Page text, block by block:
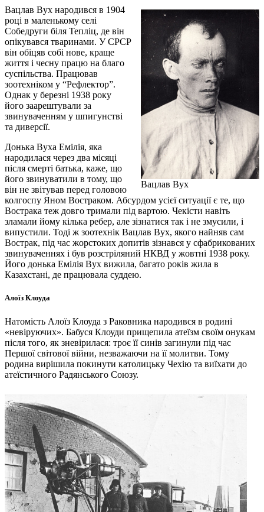
Вацлав Вух
Вацлав Вух народився в 1904
році в маленькому селі
Собедруги біля Тепліц, де він
опікувався тваринами. У СРСР
він обіцяв собі нове, краще
життя і чесну працю на благо
суспільства. Працював
зоотехніком у “Рефлектор”.
Однак у березні 1938 року
його заарештували за
звинуваченням у шпигунстві
та диверсії.
Донька Вуха Емілія, яка
народилася через два місяці
після смерті батька, каже, що
його звинуватили в тому, що
він не звітував перед головою
колгоспу Яном Востраком. Абсурдом усієї ситуації є те, що
Вострака теж довго тримали під вартою. Чекісти навіть
зламали йому кілька ребер, але зізнатися так і не змусили, і
випустили. Тоді ж зоотехнік Вацлав Вух, якого найняв сам
Вострак, під час жорстоких допитів зізнався у сфабрикованих
звинуваченнях і був розстріляний НКВД у жовтні 1938 року.
Його донька Емілія Вух вижила, багато років жила в
Казахстані, де працювала суддею.
Алоїз Клоуда
Натомість Алоїз Клоуда з Раковника народився в родині
«невіруючих». Бабуся Клоуди прищепила атеїзм своїм онукам
після того, як зневірилася: троє її синів загинули під час
Першої світової війни, незважаючи на її молитви. Тому
родина вирішила покинути католицьку Чехію та виїхати до
атеїстичного Радянського Союзу.